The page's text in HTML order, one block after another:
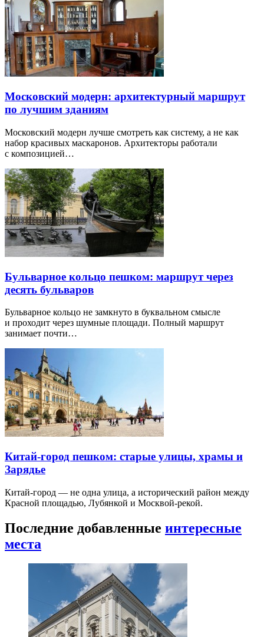
Московский модерн: архитектурный маршрут
по лучшим зданиям
Московский модерн лучше смотреть как систему, а не как
набор красивых маскаронов. Архитекторы работали
с композицией…
Бульварное кольцо пешком: маршрут через
десять бульваров
Бульварное кольцо не замкнуто в буквальном смысле
и проходит через шумные площади. Полный маршрут
занимает почти…
Китай-город пешком: старые улицы, храмы и
Зарядье
Китай-город — не одна улица, а исторический район между
Красной площадью, Лубянкой и Москвой-рекой.
Последние добавленные интересные
места